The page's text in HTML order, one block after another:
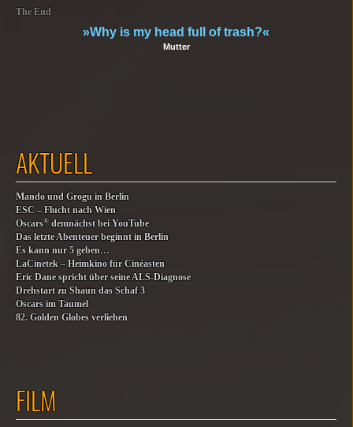
The End
»Why is my head full of trash?«
Mutter
AKTUELL
Mando und Grogu in Berlin
ESC – Flucht nach Wien
Oscars® demnächst bei YouTube
Das letzte Abenteuer beginnt in Berlin
Es kann nur 5 geben…
LaCinetek – Heimkino für Cinéasten
Eric Dane spricht über seine ALS-Diagnose
Drehstart zu Shaun das Schaf 3
Oscars im Taumel
82. Golden Globes verliehen
FILM